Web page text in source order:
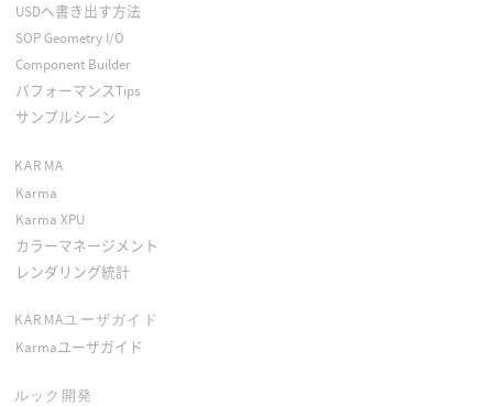
USDへ書き出す方法
SOP Geometry I/O
Component Builder
パフォーマンスTips
サンプルシーン
KARMA
Karma
Karma XPU
カラーマネージメント
レンダリング統計
KARMAユーザガイド
Karmaユーザガイド
ルック開発